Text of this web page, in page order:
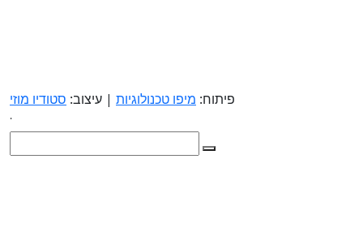
פיתוח: מיפו טכנולוגיות | עיצוב: סטודיו מוזי
.